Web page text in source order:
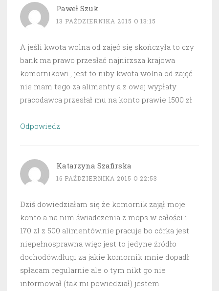
Paweł Szuk
13 PAŹDZIERNIKA 2015 O 13:15
A jeśli kwota wolna od zajęć się skończyła to czy
bank ma prawo przesłać najnirzsza krajowa
komornikowi , jest to niby kwota wolna od zajęć
nie mam tego za alimenty a z owej wypłaty
pracodawca przesłał mu na konto prawie 1500 zł
Odpowiedz
Katarzyna Szafirska
16 PAŹDZIERNIKA 2015 O 22:53
Dziś dowiedziałam się że komornik zajął moje
konto a na nim świadczenia z mops w całości i
170 zl z 500 alimentów.nie pracuje bo córka jest
niepełnosprawna więc jest to jedyne źródło
dochodów.długi za jakie komornik mnie dopadł
spłacam regularnie ale o tym nikt go nie
informował (tak mi powiedział) jestem